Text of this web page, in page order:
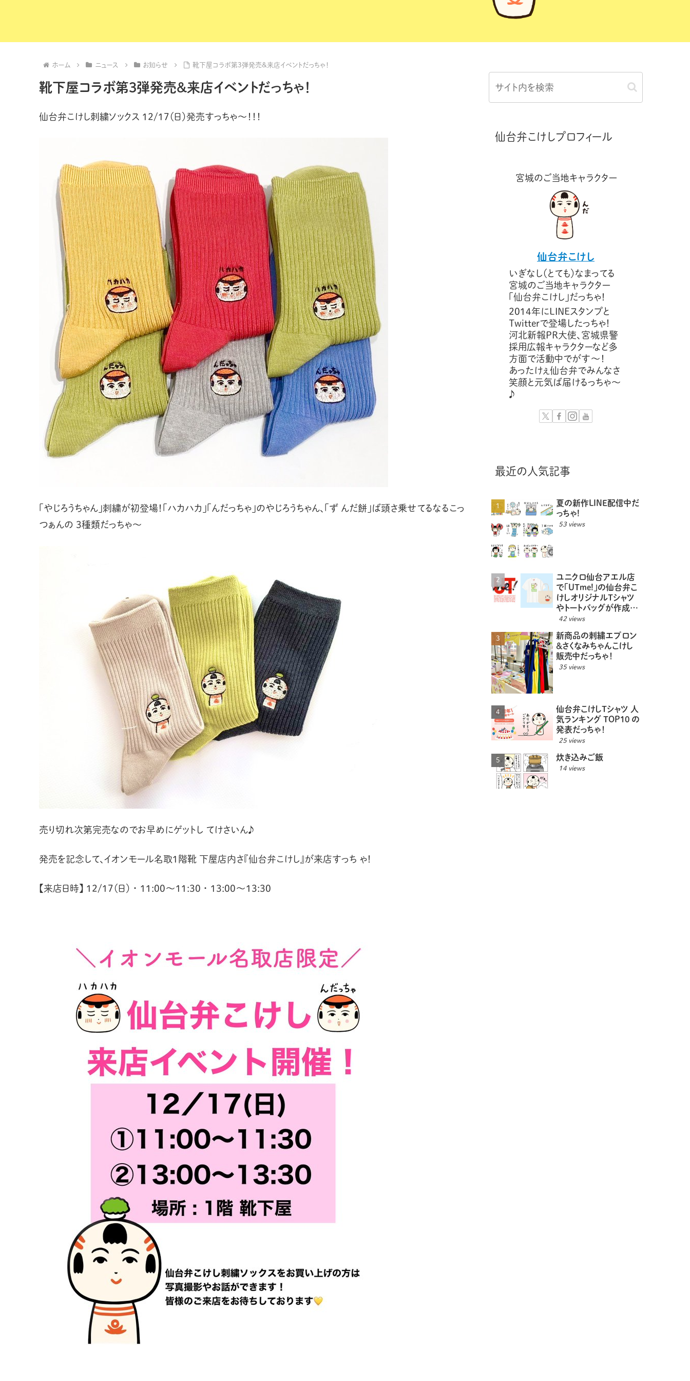
ホーム ニュース お知らせ 靴下屋コラボ第3弾発売&来店イベントだっちゃ！
靴下屋コラボ第3弾発売&来店イベントだっちゃ！
仙台弁こけし刺繍ソックス 12/17（日）発売すっちゃ〜！！！
「やじろうちゃん」刺繍が初登場！「ハカハカ」「んだっちゃ」のやじろうちゃん、「ず んだ餅」ば頭さ乗せてるなるこっ
つぁんの 3種類だっちゃ〜
売り切れ次第完売なのでお早めにゲットし てけさいん♪
発売を記念して、イオンモール名取1階靴 下屋店内さ『仙台弁こけし』が来店すっち ゃ！
【来店日時】 12/17（日） ・ 11:00～11:30 ・ 13:00～13:30
仙台弁こけしプロフィール
宮城のご当地キャラクター
仙台弁こけし
いぎなし（とても）なまってる
宮城のご当地キャラクター
「仙台弁こけし」だっちゃ！
2014年にLINEスタンプと
Twitterで登場したっちゃ！
河北新報PR大使、宮城県警
採用広報キャラクターなど多
方面で活動中でがす〜！
あったけぇ仙台弁でみんなさ
笑顔と元気ば届けるっちゃ～
♪
最近の人気記事
夏の新作LINE配信中だ
っちゃ!
53 views
ユニクロ仙台アエル店
で「UTme!」の仙台弁こ
けしオリジナルTシャツ
やトートバッグが作成で
きるっちゃ！
42 views
新商品の刺繍エプロン
＆さくなみちゃんこけし
販売中だっちゃ！
35 views
仙台弁こけしTシャツ 人
気ランキング TOP10 の
発表だっちゃ！
25 views
炊き込みご飯
14 views